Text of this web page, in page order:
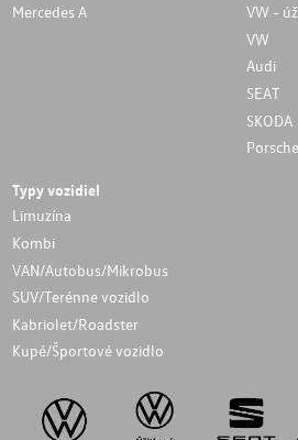
Mercedes A
VW -
VW
Audi
SEAT
SKODA
Porsche
Typy vozidiel
Limuzína
Kombi
VAN/Autobus/Mikrobus
SUV/Terénne vozidlo
Kabriolet/Roadster
Kupé/Športové vozidlo